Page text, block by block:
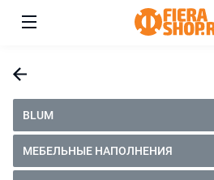
BLUM
МЕБЕЛЬНЫЕ НАПОЛНЕНИЯ